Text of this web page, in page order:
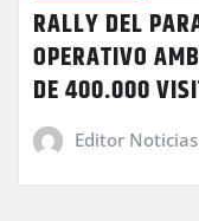
RALLY DEL
OPERATIVO
DE 400.000
Editor Noticias